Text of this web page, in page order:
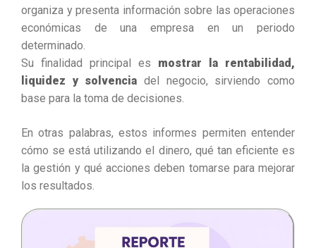
organiza y presenta información sobre las operaciones
económicas de una empresa en un periodo
determinado.
Su finalidad principal es mostrar la rentabilidad,
liquidez y solvencia del negocio, sirviendo como
base para la toma de decisiones.
En otras palabras, estos informes permiten entender
cómo se está utilizando el dinero, qué tan eficiente es
la gestión y qué acciones deben tomarse para mejorar
los resultados.